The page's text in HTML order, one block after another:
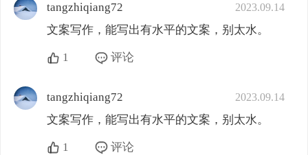
tangzhiqiang72 2023.09.14
文案写作，能写出有水平的文案，别太水。
1 评论
tangzhiqiang72 2023.09.14
文案写作，能写出有水平的文案，别太水。
1 评论